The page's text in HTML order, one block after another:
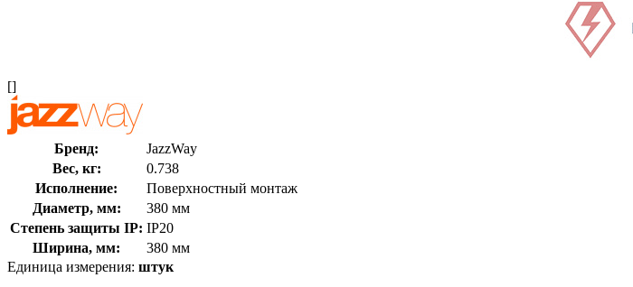
[]
Бренд:
JazzWay
Вес, кг:
0.738
Исполнение:
Поверхностный монтаж
Диаметр, мм:
380 мм
Степень защиты IP: IP20
Ширина, мм:
380 мм
Единица измерения: штук